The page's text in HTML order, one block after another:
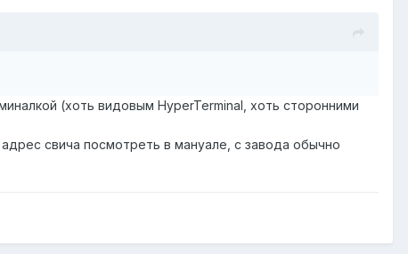
(хоть видовым HyperTerminal, хоть сторонними
свича посмотреть в мануале, с завода обычно